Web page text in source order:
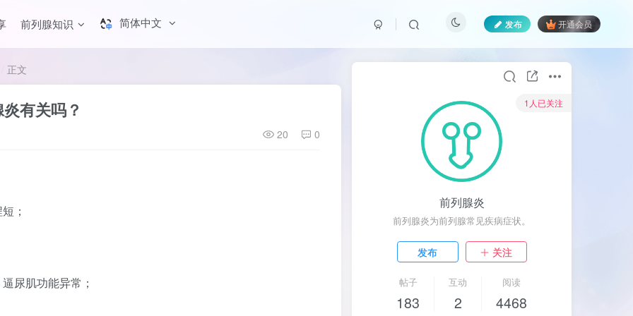
前列腺知识 简体中文 发布 开通会员
正文
有关吗？
20 0
；
尿肌功能异常；
1人已关注
前列腺炎
前列腺炎为前列腺常见疾病症状。
发布 关注
帖子
183
互动
2
阅读
4468